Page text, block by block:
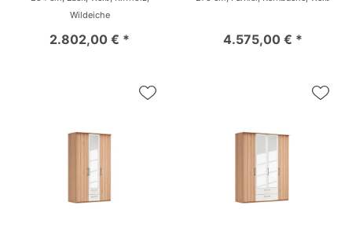
Wildeiche
2.802,00 € * 4.575,00 € *